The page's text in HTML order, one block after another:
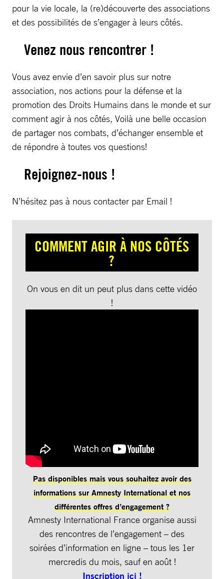
pour la vie locale, la (re)découverte des associations
et des possibilités de s’engager à leurs côtés.
Venez nous rencontrer !
Vous avez envie d’en savoir plus sur notre
association, nos actions pour la défense et la
promotion des Droits Humains dans le monde et sur
comment agir à nos côtés, Voilà une belle occasion
de partager nos combats, d’échanger ensemble et
de répondre à toutes vos questions!
Rejoignez-nous !
N’hésitez pas à nous contacter par Email !
COMMENT AGIR À NOS CÔTÉS
?
On vous en dit un peut plus dans cette vidéo
!
Pas disponibles mais vous souhaitez avoir des
informations sur Amnesty International et nos
différentes offres d’engagement ?
Amnesty International France organise aussi
des rencontres de l’engagement – des
soirées d’information en ligne – tous les 1er
mercredis du mois, sauf en août !
Inscription ici !